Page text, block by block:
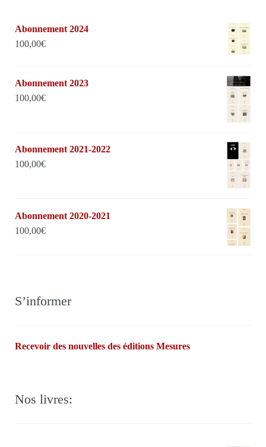
Abonnement 2024
100,00€
Abonnement 2023
100,00€
Abonnement 2021-2022
100,00€
Abonnement 2020-2021
100,00€
S’informer
Recevoir des nouvelles des éditions Mesures
Nos livres: